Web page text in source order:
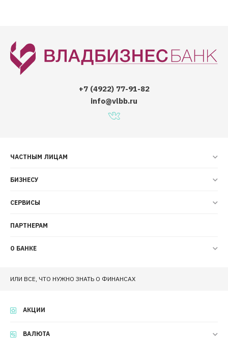
+7 (4922) 77-91-82
info@vlbb.ru
ЧАСТНЫМ ЛИЦАМ
БИЗНЕСУ
СЕРВИСЫ
ПАРТНЕРАМ
О БАНКЕ
ИЛИ ВСЕ, ЧТО НУЖНО ЗНАТЬ О ФИНАНСАХ
АКЦИИ
ВАЛЮТА